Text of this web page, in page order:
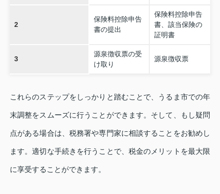
2
保険料控除申告
書の提出
保険料控除申告
書、該当保険の
証明書
3
源泉徴収票の受
け取り
源泉徴収票
これらのステップをしっかりと踏むことで、うるま市での年
末調整をスムーズに行うことができます。そして、もし疑問
点がある場合は、税務署や専門家に相談することをお勧めし
ます。適切な手続きを行うことで、税金のメリットを最大限
に享受することができます。